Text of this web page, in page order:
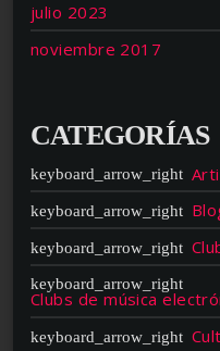
julio 2023
noviembre 2017
CATEGORÍAS
Clubs de música